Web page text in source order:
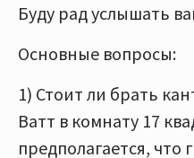
Буду рад услышать
Основные вопросы:
1) Стоит ли брать
Ватт в комнату 17
предполагается, что